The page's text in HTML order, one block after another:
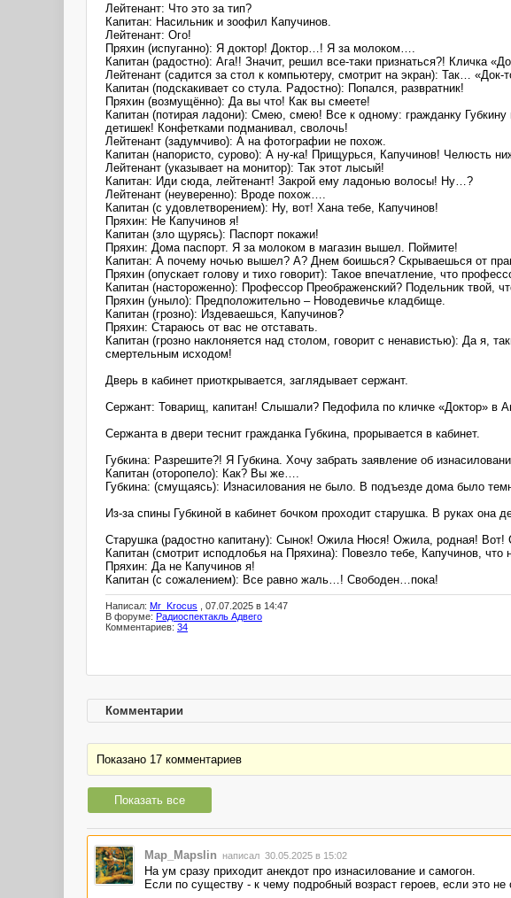
Лейтенант: Что это за тип?
Капитан: Насильник и зоофил Капучинов.
Лейтенант: Ого!
Пряхин (испуганно): Я доктор! Доктор…! Я за молоком….
Капитан (радостно): Ага!! Значит, решил все-таки признаться?! Кличка
Лейтенант (садится за стол к компьютеру, смотрит на экран): Так…
Капитан (подскакивает со стула. Радостно): Попался, развратник!
Пряхин (возмущённо): Да вы что! Как вы смеете!
Капитан (потирая ладони): Смею, смею! Все к одному: гражданку
детишек! Конфетками подманивал, сволочь!
Лейтенант (задумчиво): А на фотографии не похож.
Капитан (напористо, сурово): А ну-ка! Прищурься, Капучинов! Челюсть
Лейтенант (указывает на монитор): Так этот лысый!
Капитан: Иди сюда, лейтенант! Закрой ему ладонью волосы! Ну…?
Лейтенант (неуверенно): Вроде похож….
Капитан (с удовлетворением): Ну, вот! Хана тебе, Капучинов!
Пряхин: Не Капучинов я!
Капитан (зло щурясь): Паспорт покажи!
Пряхин: Дома паспорт. Я за молоком в магазин вышел. Поймите!
Капитан: А почему ночью вышел? А? Днем боишься? Скрываешься от
Пряхин (опускает голову и тихо говорит): Такое впечатление, что
Капитан (настороженно): Профессор Преображенский? Подельник твой,
Пряхин (уныло): Предположительно – Новодевичье кладбище.
Капитан (грозно): Издеваешься, Капучинов?
Пряхин: Стараюсь от вас не отставать.
Капитан (грозно наклоняется над столом, говорит с ненавистью): Да
смертельным исходом!
Дверь в кабинет приоткрывается, заглядывает сержант.
Сержант: Товарищ, капитан! Слышали? Педофила по кличке «Доктор» в
Сержанта в двери теснит гражданка Губкина, прорывается в кабинет.
Губкина: Разрешите?! Я Губкина. Хочу забрать заявление об
Капитан (оторопело): Как? Вы же….
Губкина: (смущаясь): Изнасилования не было. В подъезде дома было
Из-за спины Губкиной в кабинет бочком проходит старушка. В руках она
Старушка (радостно капитану): Сынок! Ожила Нюся! Ожила, родная! Вот!
Капитан (смотрит исподлобья на Пряхина): Повезло тебе, Капучинов,
Пряхин: Да не Капучинов я!
Капитан (с сожалением): Все равно жаль…! Свободен…пока!
Написал: Mr_Krocus , 07.07.2025 в 14:47
В форуме: Радиоспектакль Адвего
Комментариев: 34
Комментарии
Показано 17 комментариев
Показать все
Map_Mapslin написал 30.05.2025 в 15:02
На ум сразу приходит анекдот про изнасилование и самогон.
Если по существу - к чему подробный возраст героев, если это не